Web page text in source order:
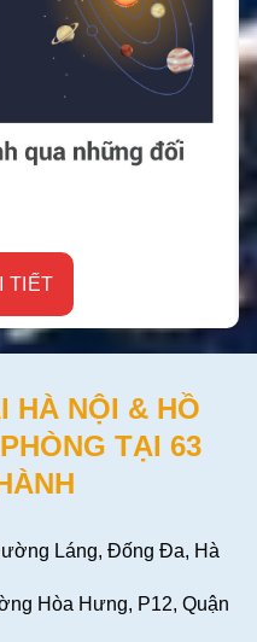
TIẾT
HÀ NỘI & HỒ
TẠI 63
Láng, Đống Đa, Hà
Hòa Hưng, P12, Quận